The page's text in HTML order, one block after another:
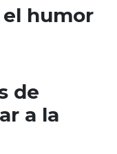
el humor
de
a la